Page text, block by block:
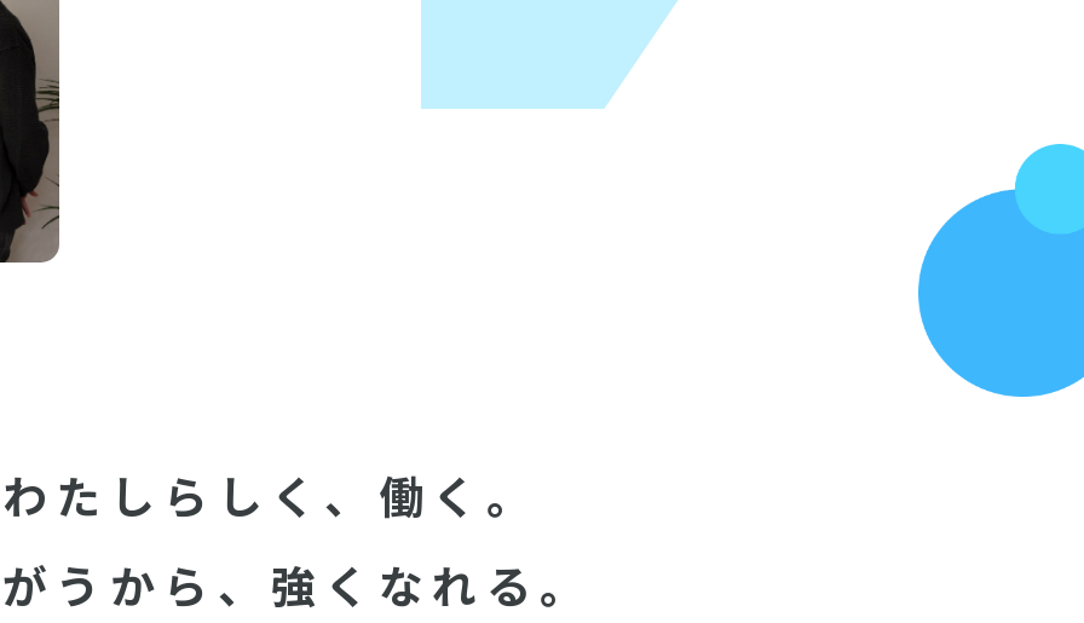
わたしらしく、働く。
うから、強くなれる。